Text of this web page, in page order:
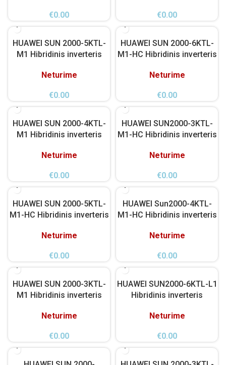
€0.00 €0.00
HUAWEI SUN 2000-5KTL-
M1 Hibridinis inverteris
Neturime
€0.00
HUAWEI SUN 2000-6KTL-
M1-HC Hibridinis inverteris
Neturime
€0.00
HUAWEI SUN 2000-4KTL-
M1 Hibridinis inverteris
Neturime
€0.00
HUAWEI SUN2000-3KTL-
M1-HC Hibridinis inverteris
Neturime
€0.00
HUAWEI SUN 2000-5KTL-
M1-HC Hibridinis inverteris
Neturime
€0.00
HUAWEI Sun2000-4KTL-
M1-HC Hibridinis inverteris
Neturime
€0.00
HUAWEI SUN 2000-3KTL-
M1 Hibridinis inverteris
Neturime
€0.00
HUAWEI SUN2000-6KTL-L1
Hibridinis inverteris
Neturime
€0.00